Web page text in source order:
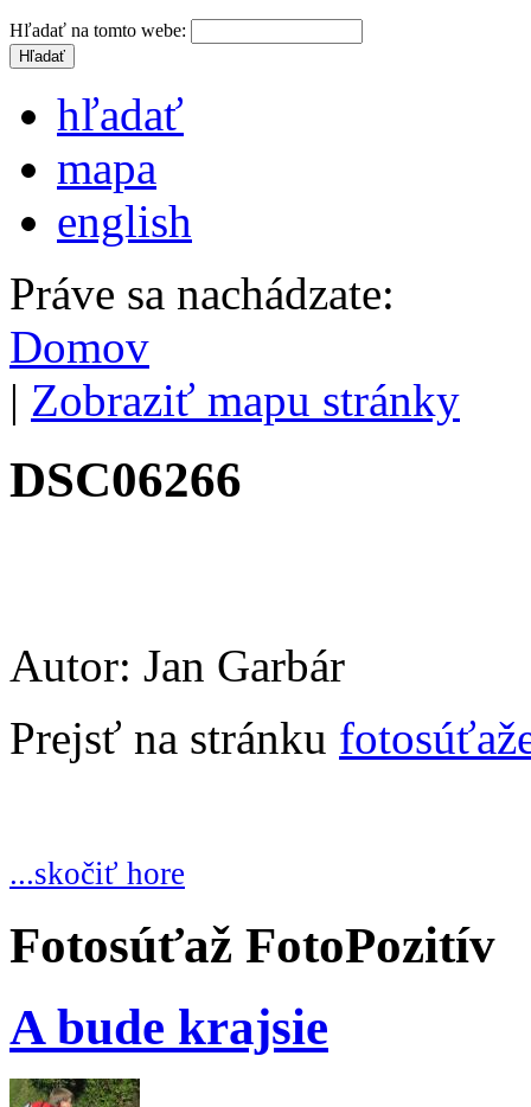
Hľadať na tomto webe:
hľadať
mapa
english
Práve sa nachádzate:
Domov
| Zobraziť mapu stránky
DSC06266
Autor: Jan Garbár
Prejsť na stránku
...skočiť hore
Fotosúťaž FotoPozitív
A bude krajsie